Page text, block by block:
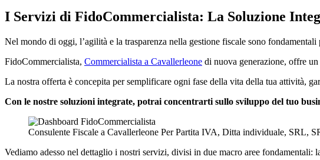
I Servizi di FidoCommercialista: La Soluzione
Nel mondo di oggi, l’agilità e la trasparenza nella gestione fiscale sono
FidoCommercialista, Commercialista a Cavallerleone di nuova generazione, offre
La nostra offerta è concepita per semplificare ogni fase della vita della tua attività,
Con le nostre soluzioni integrate, potrai concentrarti sullo sviluppo del tuo
Consulente Fiscale a Cavallerleone Per Partita IVA, Ditta individuale, SRL,
Vediamo adesso nel dettaglio i nostri servizi, divisi in due macro aree